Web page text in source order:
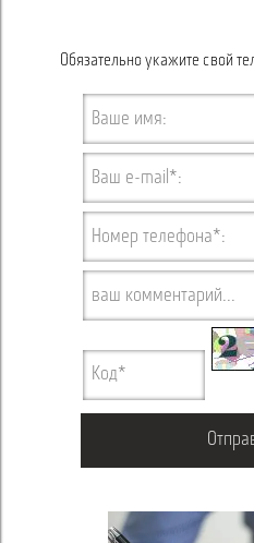
Обязательно укажите свой